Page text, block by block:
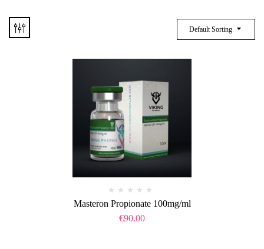
Default Sorting
Masteron Propionate 100mg/ml
€90.00